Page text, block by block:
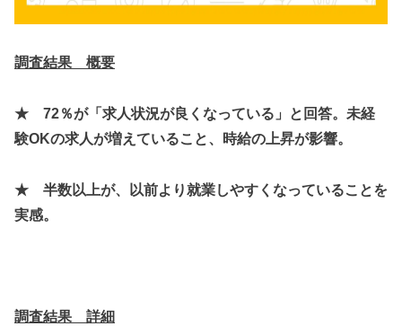
調査結果 概要
★ 72％が「求人状況が良くなっている」と回答。未経
験OKの求人が増えていること、時給の上昇が影響。
★ 半数以上が、以前より就業しやすくなっていることを
実感。
調査結果 詳細